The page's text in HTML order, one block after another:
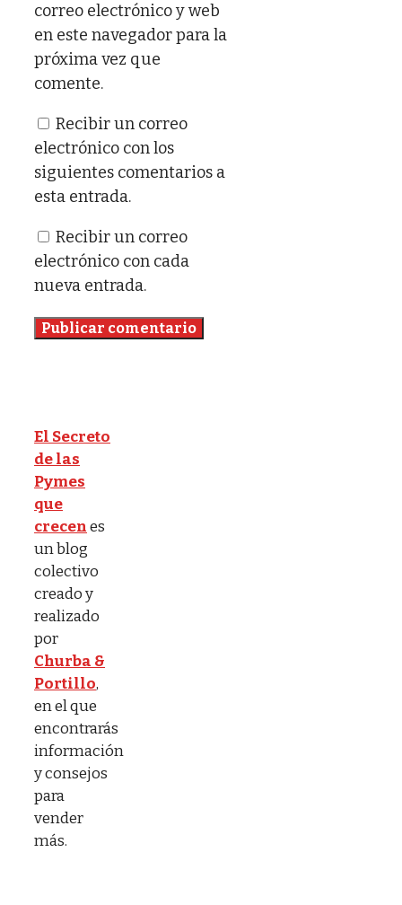
correo electrónico y web
en este navegador para la
próxima vez que
comente.
Recibir un correo
electrónico con los
siguientes comentarios a
esta entrada.
Recibir un correo
electrónico con cada
nueva entrada.
El Secreto
de las
Pymes
que
crecenes
un blog
colectivo
creado y
realizado
por
Churba &
Portillo,
en el que
encontrarás
información
y consejos
para
vender
más.